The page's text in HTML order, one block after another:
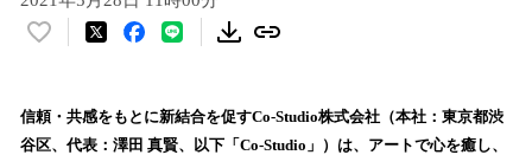
い
！
数
信頼・共感をもとに新結合を促すCo-Studio株式会社（本社：東京都渋
谷区、代表：澤田 真賢、以下「Co-Studio」）は、アートで心を癒し、